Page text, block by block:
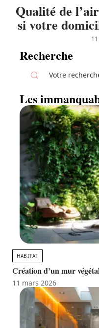
Qualité de
si votre
Recherche
Les
HABITAT
Création d’un mur
11 mars 2026